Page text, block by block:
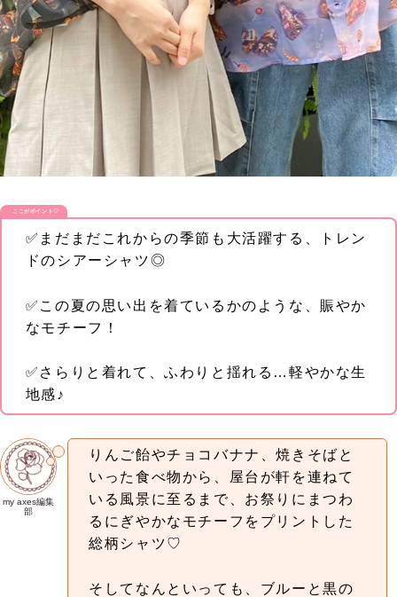
ここがポイント♡
✅まだまだこれからの季節も大活躍する、トレン
ドのシアーシャツ◎
✅この夏の思い出を着ているかのような、賑やか
なモチーフ！
✅さらりと着れて、ふわりと揺れる…軽やかな生
地感♪
my axes編集
部
りんご飴やチョコバナナ、焼きそばと
いった食べ物から、屋台が軒を連ねて
いる風景に至るまで、お祭りにまつわ
るにぎやかなモチーフをプリントした
総柄シャツ♡
そしてなんといっても、ブルーと黒の